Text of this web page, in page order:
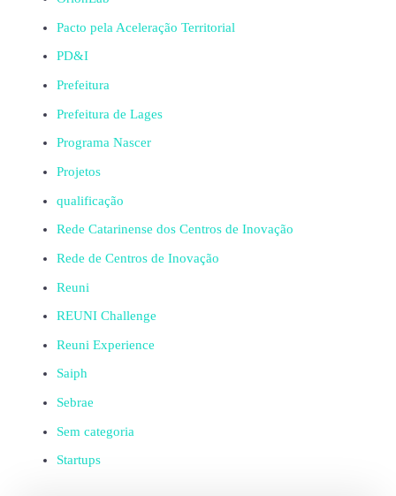
Pacto pela Aceleração Territorial
PD&I
Prefeitura
Prefeitura de Lages
Programa Nascer
Projetos
qualificação
Rede Catarinense dos Centros de Inovação
Rede de Centros de Inovação
Reuni
REUNI Challenge
Reuni Experience
Saiph
Sebrae
Sem categoria
Startups